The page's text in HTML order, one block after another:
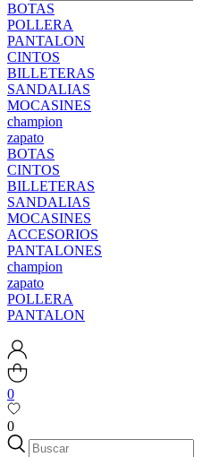
BOTAS
POLLERA
PANTALON
CINTOS
BILLETERAS
SANDALIAS
MOCASINES
champion
zapato
BOTAS
CINTOS
BILLETERAS
SANDALIAS
MOCASINES
ACCESORIOS
PANTALONES
champion
zapato
POLLERA
PANTALON
0
0